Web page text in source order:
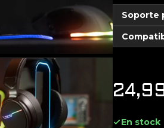
Soporte
En stock